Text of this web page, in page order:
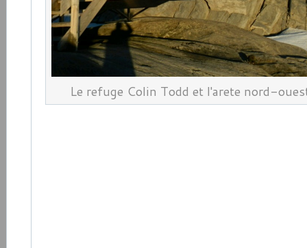
Le refuge Colin Todd et l'arete nord-